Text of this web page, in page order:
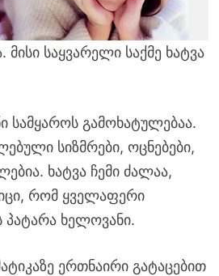
მისი საყვარელი საქმე ხატვა
სამყაროს გამოხატულებაა.
სიზმრები, ოცნებები,
ხატვა ჩემი ძალაა,
რომ ყველაფერი
პატარა ხელოვანი.
ერთნაირი გატაცებით